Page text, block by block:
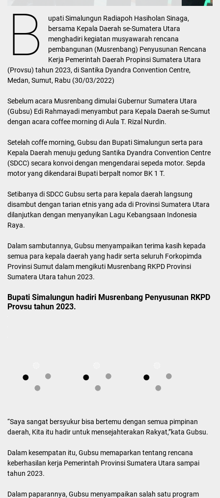
B
upati Simalungun Radiapoh Hasiholan Sinaga,
bersama Kepala Daerah se-Sumatera Utara
menghadiri kegiatan musyawarah rencana
pembangunan (Musrenbang) Penyusunan Rencana
Kerja Pemerintah Daerah Propinsi Sumatera Utara
(Provsu) tahun 2023, di Santika Dyandra Convention Centre,
Medan, Sumut, Rabu (30/03/2022)
Sebelum acara Musrenbang dimulai Gubernur Sumatera Utara
(Gubsu) Edi Rahmayadi menyambut para Kepala Daerah se-Sumut
dengan acara coffee morning di Aula T. Rizal Nurdin.
Setelah coffe morning, Gubsu dan Bupati Simalungun serta para
Kepala Daerah menuju gedung Santika Dyandra Convention Centre
(SDCC) secara konvoi dengan mengendarai sepeda motor. Sepda
motor yang dikendarai Bupati berpalt nomor BK 1 T.
Setibanya di SDCC Gubsu serta para kepala daerah langsung
disambut dengan tarian etnis yang ada di Provinsi Sumatera Utara
dilanjutkan dengan menyanyikan Lagu Kebangsaan Indonesia
Raya.
Dalam sambutannya, Gubsu menyampaikan terima kasih kepada
semua para kepala daerah yang hadir serta seluruh Forkopimda
Provinsi Sumut dalam mengikuti Musrenbang RKPD Provinsi
Sumatera Utara tahun 2023.
Bupati Simalungun hadiri Musrenbang Penyusunan RKPD
Provsu tahun 2023.
“Saya sangat bersyukur bisa bertemu dengan semua pimpinan
daerah, Kita itu hadir untuk mensejahterakan Rakyat,”kata Gubsu.
Dalam kesempatan itu, Gubsu memaparkan tentang rencana
keberhasilan kerja Pemerintah Provinsi Sumatera Utara sampai
tahun 2023.
Dalam paparannya, Gubsu menyampaikan salah satu program